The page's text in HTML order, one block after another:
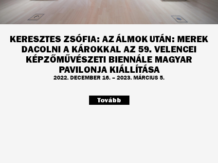
KERESZTES ZSÓFIA: AZ ÁLMOK UTÁN: MEREK
DACOLNI A KÁROKKAL AZ 59. VELENCEI
KÉPZŐMŰVÉSZETI BIENNÁLE MAGYAR
PAVILONJA KIÁLLÍTÁSA
2022. DECEMBER 16. – 2023. MÁRCIUS 5.
Tovább